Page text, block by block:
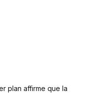
plan affirme que la